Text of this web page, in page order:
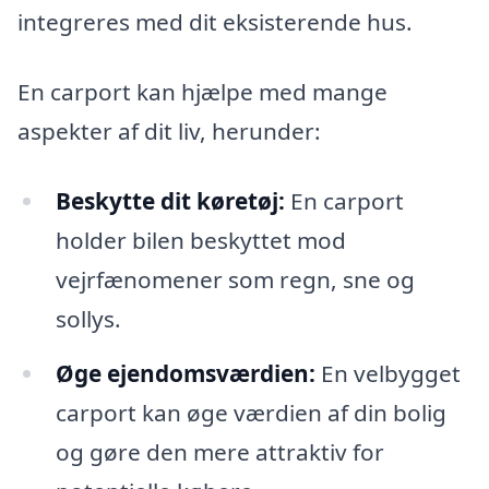
integreres med dit eksisterende hus.
En carport kan hjælpe med mange
aspekter af dit liv, herunder:
Beskytte dit køretøj: En carport
holder bilen beskyttet mod
vejrfænomener som regn, sne og
sollys.
Øge ejendomsværdien: En velbygget
carport kan øge værdien af din bolig
og gøre den mere attraktiv for